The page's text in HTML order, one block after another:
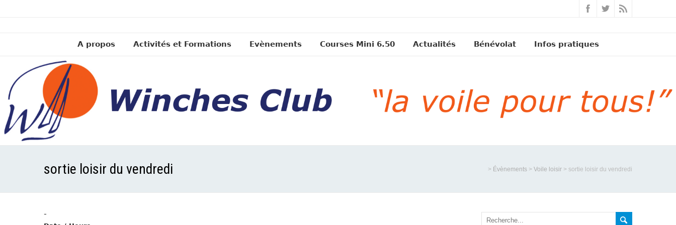
A propos Activités et Formations Evènements Courses Mini 6.50 Actualités Bénévolat Infos pratiques
sortie loisir du vendredi > Évènements > Voile loisir > sortie loisir du vendredi
-